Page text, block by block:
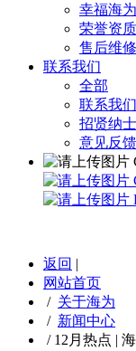
幸福海为
荣誉资质
售后维修
联系我们
全部
联系我们
招贤纳士
意见反馈
返回 |
网站首页
/ 关于海为
/ 新闻中心
/ 12月热点 |